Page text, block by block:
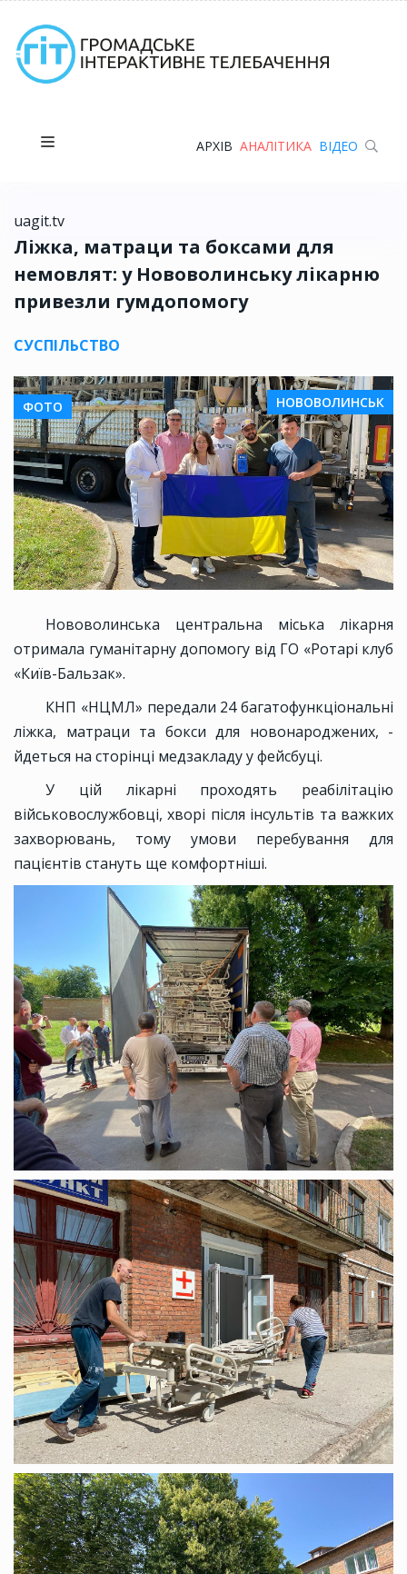
АРХІВ АНАЛІТИКА ВІДЕО
uagit.tv
Ліжка, матраци та боксами для
немовлят: у Нововолинську лікарню
привезли гумдопомогу
СУСПІЛЬСТВО
ФОТО НОВОВОЛИНСЬК
Нововолинська центральна міська лікарня
отримала гуманітарну допомогу від ГО «Ротарі клуб
«Київ-Бальзак».
КНП «НЦМЛ» передали 24 багатофункціональні
ліжка, матраци та бокси для новонароджених, -
йдеться на сторінці медзакладу у фейсбуці.
У цій лікарні проходять реабілітацію
військовослужбовці, хворі після інсультів та важких
захворювань, тому умови перебування для
пацієнтів стануть ще комфортніші.